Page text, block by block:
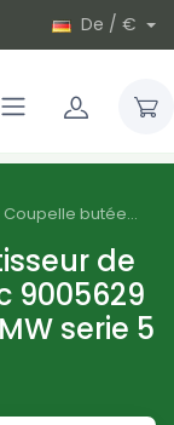
De / €
Coupelle butée...
de
9005629
serie 5